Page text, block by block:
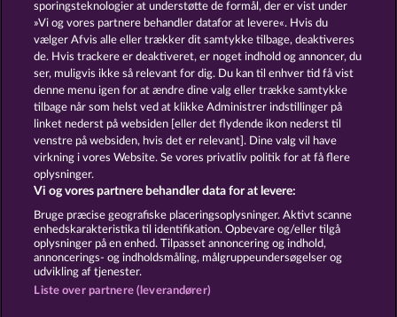
TOTAL ECLIPSE SUPER DUPER CHERRY
Vilkår og betingelser Datasikkerhed
Kontakt
Indsend anmodning om tilbagetrækning
sporingsteknologier at understøtte de formål, der er vist under
»Vi og vores partnere behandler datafor at levere«. Hvis du
vælger Afvis alle eller trækker dit samtykke tilbage, deaktiveres
de. Hvis trackere er deaktiveret, er noget indhold og annoncer, du
ser, muligvis ikke så relevant for dig. Du kan til enhver tid få vist
denne menu igen for at ændre dine valg eller trække samtykke
tilbage når som helst ved at klikke Administrer indstillinger på
linket nederst på websiden [eller det flydende ikon nederst til
venstre på websiden, hvis det er relevant]. Dine valg vil have
virkning i vores Website. Se vores privatliv politik for at få flere
oplysninger.
Vi og vores partnere behandler data for at levere:
Bruge præcise geografiske placeringsoplysninger. Aktivt scanne
enhedskarakteristika til identifikation. Opbevare og/eller tilgå
oplysninger på en enhed. Tilpasset annoncering og indhold,
annoncerings- og indholdsmåling, målgruppeundersøgelser og
udvikling af tjenester.
Liste over partnere (leverandører)